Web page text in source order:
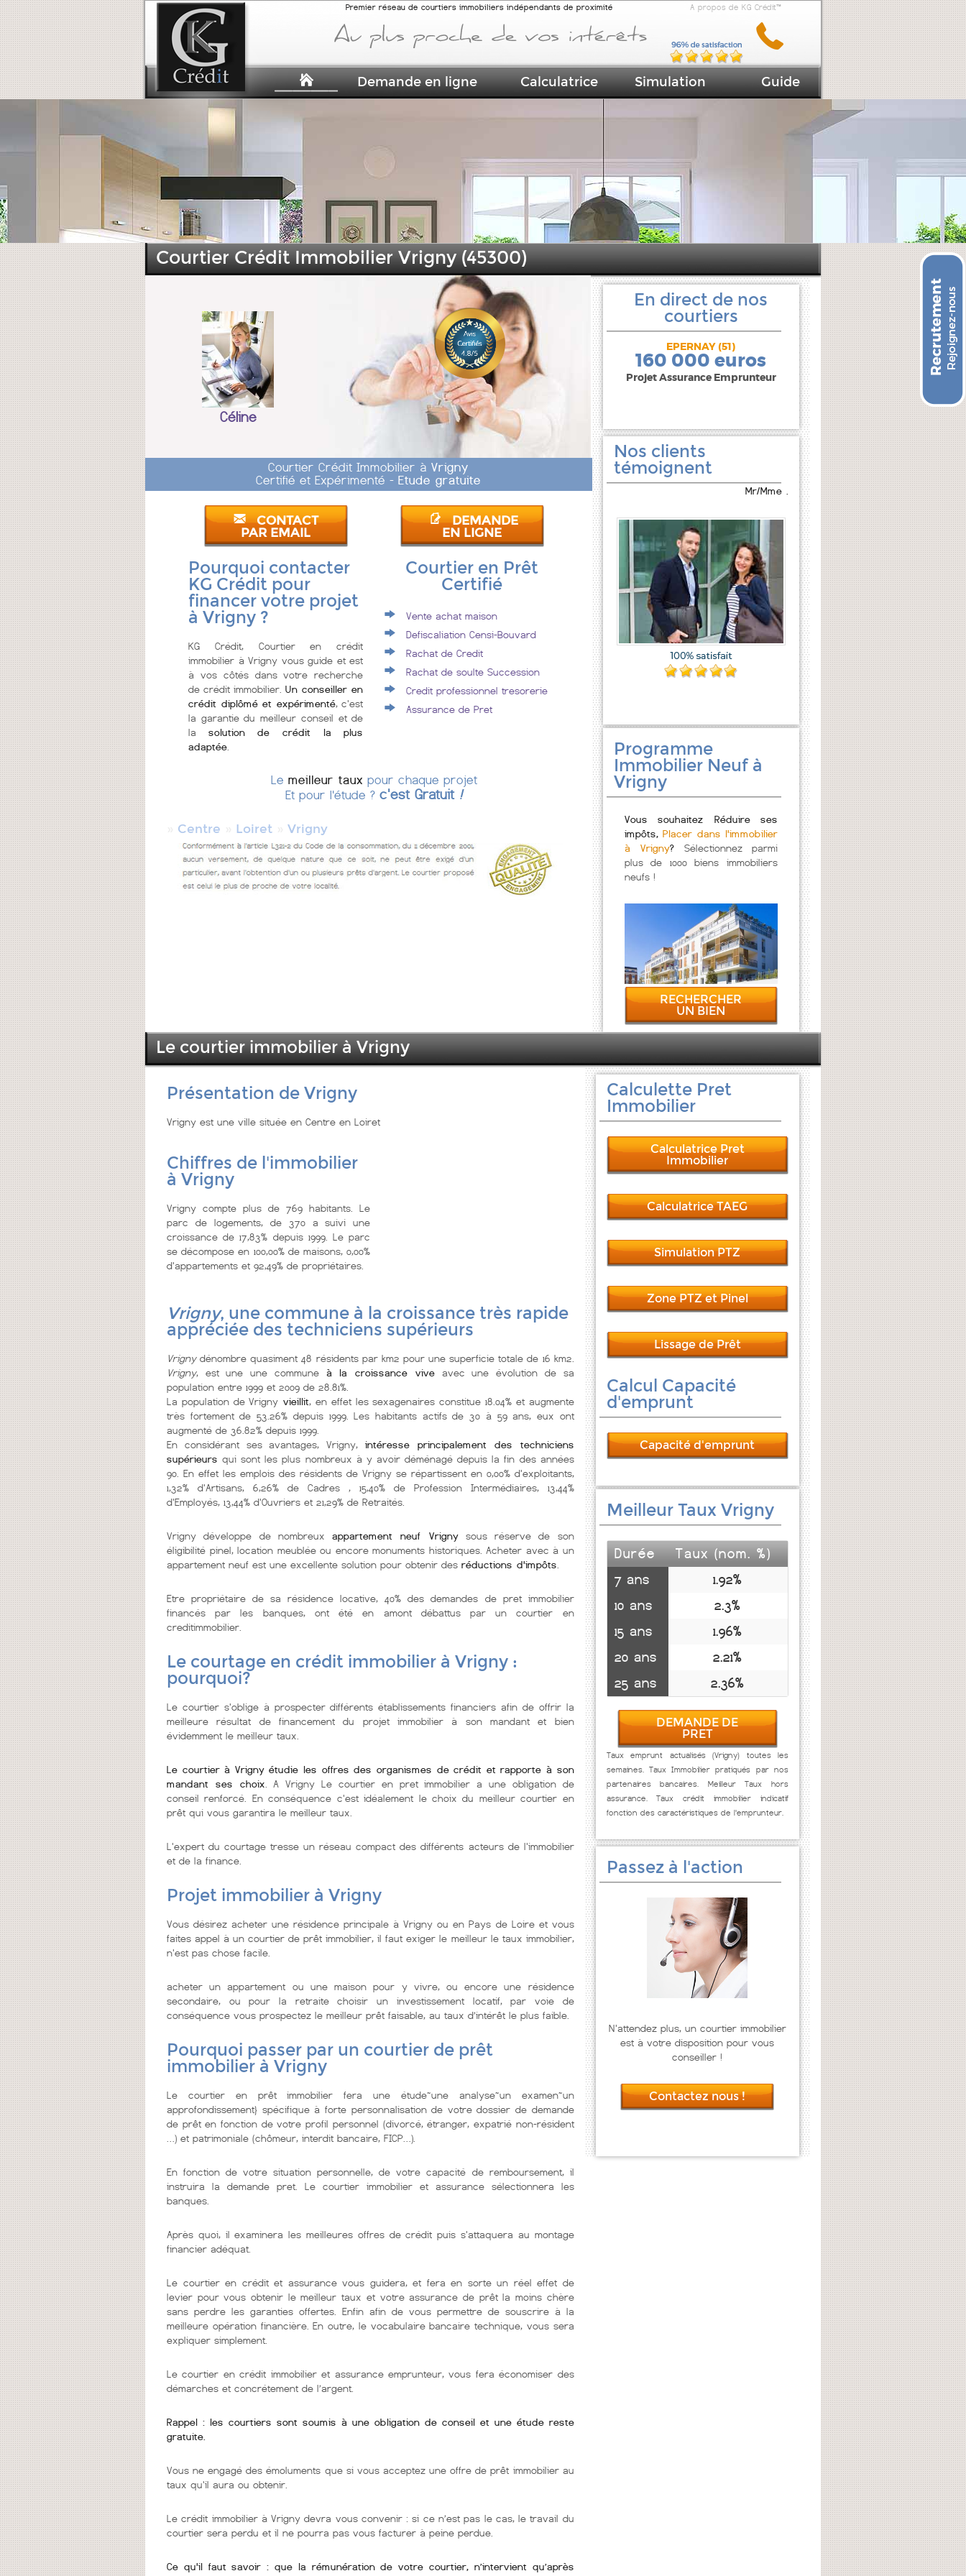
Courtier Crédit Immobilier Vrigny (45300)
Céline
Courtier Crédit Immobilier àVrigny
Certifié et Expérimenté -Etude gratuite
CONTACT
PAR EMAIL
DEMANDE
EN LIGNE
Pourquoi contacter
KG Crédit pour
financer votre projet
à Vrigny ?
KG Crédit, Courtier en crédit
immobilier à Vrigny vous guide et est
à vos côtés dans votre recherche
de crédit immobilier.Un conseiller en
crédit diplômé et expérimenté, c'est
la garantie du meilleur conseil et de
la solution de crédit la plus
adaptée
Courtier en Prêt
Certifié
Vente achat maison
Defiscaliation Censi-Bouvard
Rachat de Credit
Rachat de soulte Succession
Credit professionnel tresorerie
Assurance de Pret
Le meilleur taux pour chaque projet
Et pour l'étude ?c'est Gratuit !
Centre Loiret Vrigny
En direct de nos
courtiers
150 000 euros
EPERNAY (51)
160 000 euros
Projet Assurance Emprunteur
240 000 euros
Nos clients
témoignent
Mr/Mme .
Programme
Immobilier Neuf à
Vrigny
Vous souhaitez Réduire ses
impôts,Placer dans l'immobilier
à Vrigny? Sélectionnez parmi
plus de 1000 biens immobiliers
neufs !
RECHERCHER
UN BIEN
Le courtier immobilier à Vrigny
Présentation de Vrigny
Vrigny est une ville située en Centre en Loiret
Chiffres de l'immobilier
à Vrigny
Vrigny compte plus de 769 habitants. Le
parc de logements, de 370 a suivi une
croissance de 17,83% depuis 1999. Le parc
se décompose en 100,00% de maisons, 0,00%
d'appartements et 92,49% de propriétaires.
Vrigny, une commune à la croissance très rapide
appréciée des techniciens supérieurs
Vrignydénombre quasiment 48 résidents par km2 pour une superficie totale de 16 km2.
Vrigny, est une une commune à la croissance viveavec une évolution de sa
population entre 1999 et 2009 de 28.81%.
La population de Vrigny vieillit, en effet les sexagenaires constitue 18.04% et augmente
très fortement de 53.26% depuis 1999. Les habitants actifs de 30 à 59 ans, eux ont
augmenté de 36.82% depuis 1999.
En considérant ses avantages, Vrigny,intéresse principalement des techniciens
supérieurs qui sont les plus nombreux à y avoir déménagé depuis la fin des années
90. En effet les emplois des résidents de Vrigny se répartissent en 0,00% d'exploitants,
1,32% d'Artisans, 6,26% de Cadres , 15,40% de Profession Intermédiaires, 13,44%
d'Employés, 13,44% d'Ouvriers et 21,29% de Retraités.
Vrigny développe de nombreuxappartement neuf Vrignysous réserve de son
éligibilité pinel, location meublée ou encore monuments historiques. Acheter avec à un
appartement neuf est une excellente solution pour obtenir des réductions d'impôts
Etre propriétaire de sa résidence locative, 40% des demandes de pret immobilier
financés par les banques, ont été en amont débattus par un courtier en
creditimmobilier.
Le courtage en crédit immobilier à Vrigny :
pourquoi?
Le courtier s'oblige à prospecter différents établissements financiers afin de offrir la
meilleure résultat de financement du projet immobilier à son mandant et bien
évidemment le meilleur taux.
Le courtier à Vrigny étudie les offres des organismes de crédit et rapporte à son
mandant ses choix . A Vrigny Le courtier en pret immobilier a une obligation de
conseil renforcé. En conséquence c'est idéalement le choix du meilleur courtier en
prêt qui vous garantira le meilleur taux.
L'expert du courtage tresse un réseau compact des différents acteurs de l'immobilier
et de la finance.
Projet immobilier à Vrigny
Vous désirez acheter une résidence principale à Vrigny ou en Pays de Loire et vous
faites appel à un courtier de prêt immobilier, il faut exiger le meilleur le taux immobilier,
n'est pas chose facile.
acheter un appartement ou une maison pour y vivre, ou encore une résidence
secondaire, ou pour la retraite choisir un investissement locatif, par voie de
conséquence vous prospectez le meilleur prêt faisable, au taux d’intérêt le plus faible.
Pourquoi passer par un courtier de prêt
immobilier à Vrigny
Le courtier en prêt immobilier fera une étude~une analyse~un examen~un
approfondissement} spécifique à forte personnalisation de votre dossier de demande
de prêt en fonction de votre profil personnel (divorcé, étranger, expatrié non-résident
…) et patrimoniale (chômeur, interdit bancaire, FICP…).
En fonction de votre situation personnelle, de votre capacité de remboursement, il
instruira la demande pret. Le courtier immobilier et assurance sélectionnera les
banques.
Après quoi, il examinera les meilleures offres de crédit puis s'attaquera au montage
financier adéquat.
Le courtier en crédit et assurance vous guidera, et fera en sorte un réel effet de
levier pour vous obtenir le meilleur taux et votre assurance de prêt la moins chère
sans perdre les garanties offertes. Enfin afin de vous permettre de souscrire à la
meilleure opération financière. En outre, le vocabulaire bancaire technique, vous sera
expliquer simplement.
Le courtier en crédit immobilier et assurance emprunteur, vous fera économiser des
démarches et concrétement de l’argent.
Rappel : les courtiers sont soumis à une obligation de conseil et une étude reste
gratuite.
Vous ne engagé des émoluments que si vous acceptez une offre de prêt immobilier au
taux qu'il aura ou obtenir.
Le crédit immobilier à Vrigny devra vous convenir : si ce n’est pas le cas, le travail du
courtier sera perdu et il ne pourra pas vous facturer à peine perdue.
Ce qu'il faut savoir : que la rémunération de votre courtier, n’intervient qu’après
Calculette Pret
Immobilier
Calculatrice Pret
Immobilier
Calculatrice TAEG
Simulation PTZ
Zone PTZ et Pinel
Lissage de Prêt
Calcul Capacité
d'emprunt
Capacité d'emprunt
Meilleur Taux Vrigny
Durée
Taux (nom. %)
7 ans
1.92%
10 ans
2.3%
15 ans
1.96%
20 ans
2.21%
25 ans
2.36%
DEMANDE DE
PRET
Taux emprunt actualisés (Vrigny) toutes les
semaines. Taux Immobilier pratiqués par nos
partenaires bancaires. Meilleur Taux hors
assurance. Taux crédit immobilier indicatif
fonction des caractéristiques de l'emprunteur.
Passez à l'action
N'attendez plus, un courtier immobilier
est à votre disposition pour vous
conseiller !
Contactez nous !
Premier réseau de courtiers immobiliers indépendants de proximité A propos de KG Crédit™
Demande en ligne Calculatrice Simulation Guide